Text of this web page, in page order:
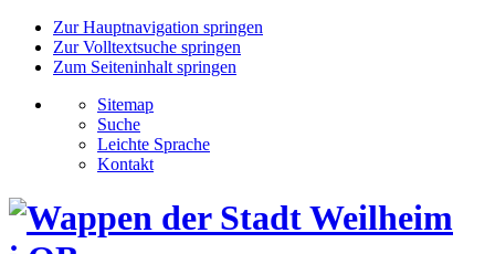
Zur Hauptnavigation springen
Zur Volltextsuche springen
Zum Seiteninhalt springen
Sitemap
Suche
Leichte Sprache
Kontakt